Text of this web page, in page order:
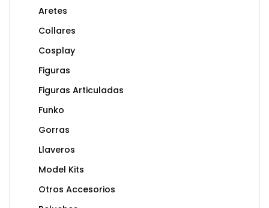
Aretes
Collares
Cosplay
Figuras
Figuras Articuladas
Funko
Gorras
Llaveros
Model Kits
Otros Accesorios